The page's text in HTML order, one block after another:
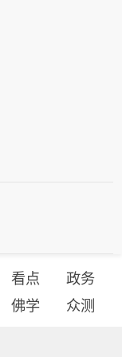
看点
政务
佛学 众测